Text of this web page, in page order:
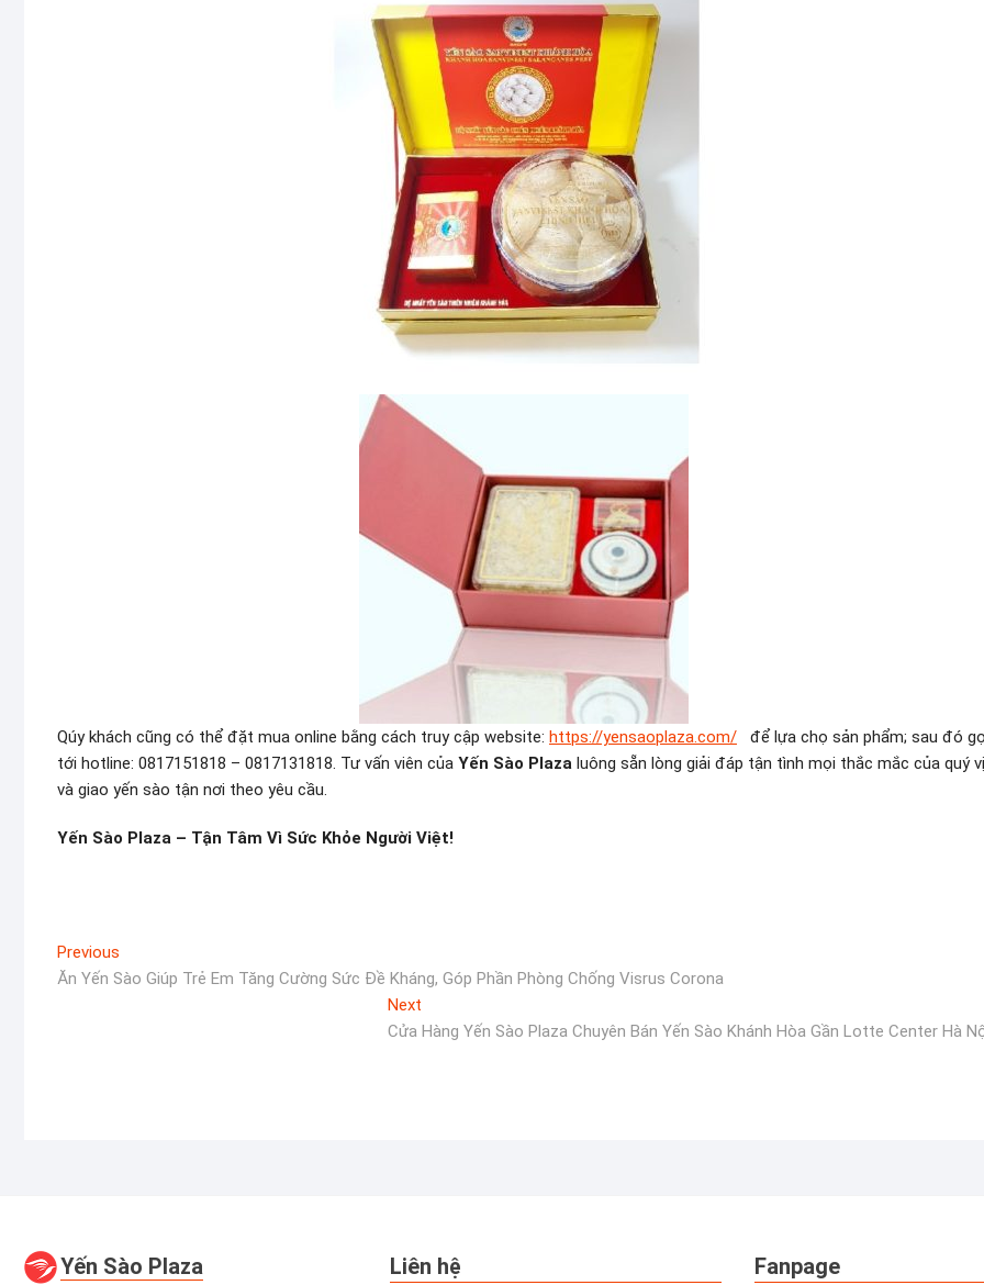
Qúy khách cũng có thể đặt mua online bằng cách truy cập website: https://yensaoplaza.com/ để lựa chọ sản phẩm; sau đó
tới hotline: 0817151818 – 0817131818. Tư vấn viên của Yến Sào Plaza luông sẵn lòng giải đáp tận tình mọi thắc mắc của quý vị
và giao yến sào tận nơi theo yêu cầu.
Yến Sào Plaza – Tận Tâm Vì Sức Khỏe Người Việt!
Điều
hướng
Previous
post:
Ăn Yến Sào Giúp Trẻ Em Tăng Cường Sức Đề Kháng, Góp Phần Phòng Chống Visrus Corona
Next
post:
Cửa Hàng Yến Sào Plaza Chuyên Bán Yến Sào Khánh Hòa Gần Lotte Center Hà
Yến Sào Plaza Liên hệ Fanpage